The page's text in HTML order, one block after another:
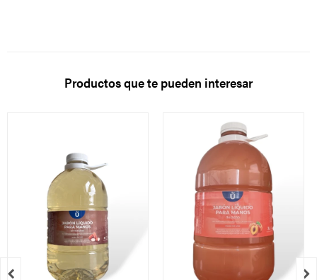
Productos que te pueden interesar
 